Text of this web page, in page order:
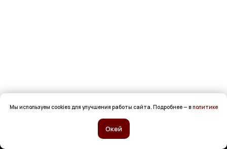
Мы используем cookies для улучшения работы сайта. Подробнее — вполитике
Окей